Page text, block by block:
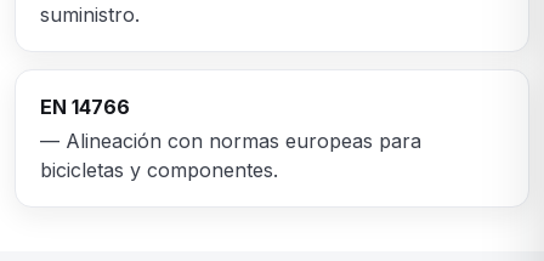
suministro.
EN 14766
— Alineación con normas europeas para
bicicletas y componentes.